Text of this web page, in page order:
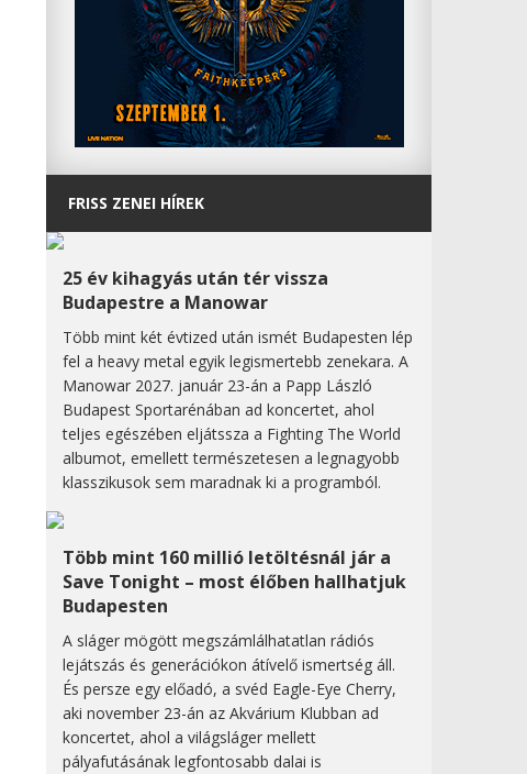
FRISS ZENEI HÍREK
25 év kihagyás után tér vissza
Budapestre a Manowar
Több mint két évtized után ismét Budapesten lép
fel a heavy metal egyik legismertebb zenekara. A
Manowar 2027. január 23-án a Papp László
Budapest Sportarénában ad koncertet, ahol
teljes egészében eljátssza a Fighting The World
albumot, emellett természetesen a legnagyobb
klasszikusok sem maradnak ki a programból.
Több mint 160 millió letöltésnál jár a
Save Tonight – most élőben hallhatjuk
Budapesten
A sláger mögött megszámlálhatatlan rádiós
lejátszás és generációkon átívelő ismertség áll.
És persze egy előadó, a svéd Eagle-Eye Cherry,
aki november 23-án az Akvárium Klubban ad
koncertet, ahol a világsláger mellett
pályafutásának legfontosabb dalai is